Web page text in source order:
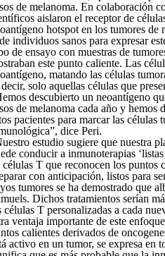
de melanoma. En colaboración
aislaron el receptor de
hotspot en los tumores
individuos sanos para expresar
de ensayo con muestras de
este punto caliente. Las
matando las células
decir, solo aquellas células que
descubierto un neoantígeno
de melanoma cada año y hemos
pacientes para marcar las células
dice Peri.
estudio sugiere que nuestra
conducir a inmunoterapias
células T que reconocen los puntos
con anticipación, listos para
tumores se ha demostrado que
Dichos tratamientos serían
células T personalizadas a cada
ventaja importante de este
calientes derivados de
activo en un tumor, se expresa en